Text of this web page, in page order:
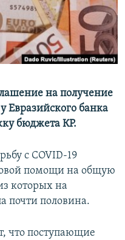
на получение
Евразийского банка
бюджета КР.
с COVID-19
помощи на общую
которых на
почти половина.
что поступающие